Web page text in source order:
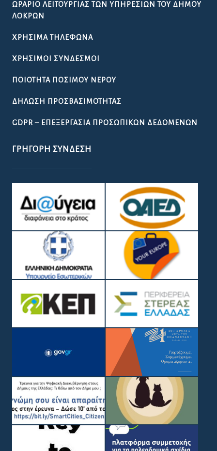
ΩΡΆΡΙΟ ΛΕΙΤΟΥΡΓΊΑΣ ΤΩΝ ΥΠΗΡΕΣΙΏΝ ΤΟΥ ΔΉΜΟΥ
ΛΟΚΡΏΝ
ΧΡΉΣΙΜΑ ΤΗΛΈΦΩΝΑ
ΧΡΉΣΙΜΟΙ ΣΎΝΔΕΣΜΟΙ
ΠΟΙΌΤΗΤΑ ΠΌΣΙΜΟΥ ΝΕΡΟΎ
ΔΉΛΩΣΗ ΠΡΟΣΒΑΣΙΜΌΤΗΤΑΣ
GDPR – ΕΠΕΞΕΡΓΑΣΙΑ ΠΡΟΣΩΠΙΚΩΝ ΔΕΔΟΜΕΝΩΝ
ΓΡΉΓΟΡΗ ΣΎΝΔΕΣΗ